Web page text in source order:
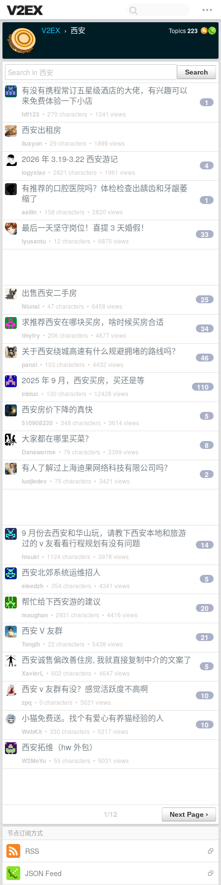
V2EX › 西安 Topics223
有没有携程常订五星级酒店的大佬，有兴趣可以
来免费体验一下小店
hff123 • 270 characters • 1241 views
1
西安出租房
liuxyon • 29 characters • 1899 views
2026 年 3.19-3.22 西安游记
logyxiao • 2821 characters • 1961 views
4
有推荐的口腔医院吗？体检检查出龋齿和牙龈萎
缩了
asilin • 158 characters • 2820 views
1
最后一天坚守岗位！喜提 3 天婚假！
lyusantu • 12 characters • 6875 views
33
出售西安二手房
Niunai • 47 characters • 6458 views
25
求推荐西安在哪块买房，啥时候买房合适
tinyfry • 206 characters • 4677 views
34
关于西安绕城高速有什么规避拥堵的路线吗？
panxi • 103 characters • 4432 views
46
2025 年 9 月，西安买房，买还是等
lnbiuc • 130 characters • 12428 views
110
西安房价下降的真快
510908220 • 348 characters • 3614 views
5
大家都在哪里买菜？
Danswerme • 76 characters • 3399 views
8
有人了解过上海迪果网络科技有限公司吗？
luojiedev • 75 characters • 3421 views
2
9 月份去西安和华山玩，请教下西安本地和旅游
过的 v 友看看行程规划有没有问题
htsuki • 1124 characters • 3978 views
14
西安北郊系统运维招人
eleedzh • 354 characters • 4341 views
5
帮忙给下西安游的建议
maughan • 2931 characters • 4416 views
20
西安 V 友群
Tongih • 22 characters • 5438 views
21
西安诚售偏改善住房, 我就直接复制中介的文案了
XavierL • 602 characters • 4647 views
5
西安 v 友群有没？感觉活跃度不高啊
zpq • 0 characters • 5621 views
10
小猫免费送。找个有爱心有养猫经验的人
WebKit • 330 characters • 5317 views
10
西安拓维（hw 外包）
W2MoYu • 55 characters • 5031 views
1/12
节点订阅方式
RSS
JSON Feed